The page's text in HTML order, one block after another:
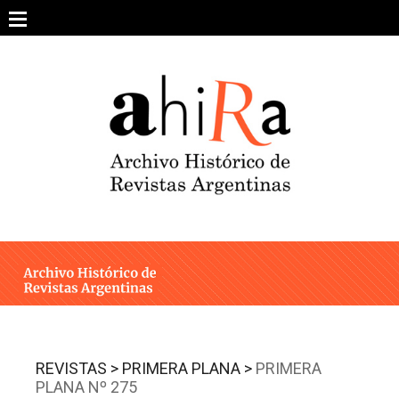
content
ARCHIVO DE REVISTAS
ESTUDIOS CRÍTICOS
INTEGRANTES
CONTACTO
REVISTAS > PRIMERA PLANA > PRIMERA
PLANA Nº 275